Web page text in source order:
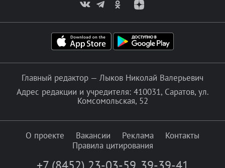
Главный редактор — Лыков Николай Валерьевич
Адрес редакции и учредителя: 410031, Саратов, ул.
Комсомольская, 52
О проекте Вакансии Реклама
Контакты
Правила цитирования